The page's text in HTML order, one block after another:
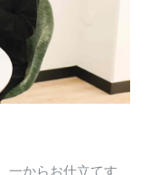
一からお仕立てす